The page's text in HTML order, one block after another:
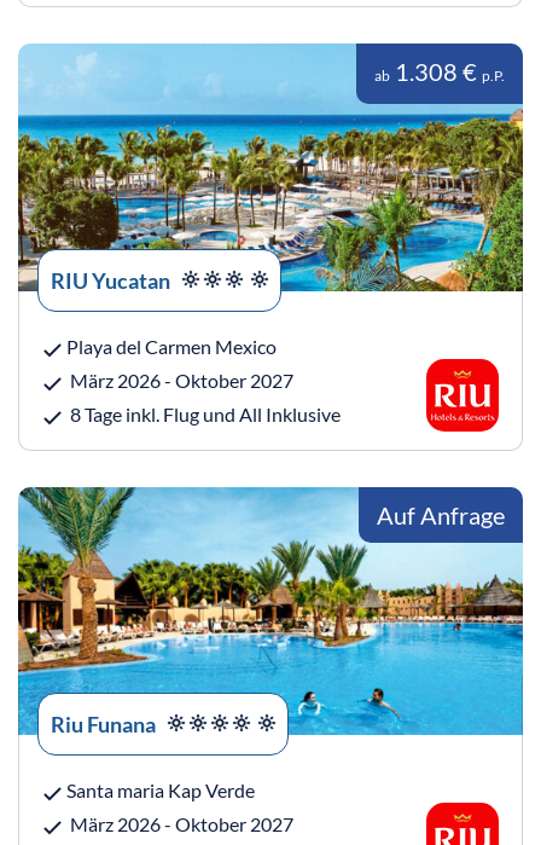
ab 1.308 € p.P.
RIU Yucatan
Playa del Carmen Mexico
März 2026 - Oktober 2027
8 Tage inkl. Flug und All Inklusive
Auf Anfrage
Riu Funana
Santa maria Kap Verde
März 2026 - Oktober 2027